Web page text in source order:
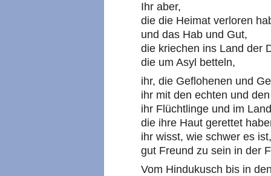
Ihr aber,
die die Heimat verloren
und das Hab und Gut,
die kriechen ins Land der
die um Asyl betteln,
ihr, die Geflohenen und
ihr mit den echten und
ihr Flüchtlinge und im
die ihre Haut gerettet
ihr wisst, wie schwer es ist,
gut Freund zu sein in der
Vom Hindukusch bis in